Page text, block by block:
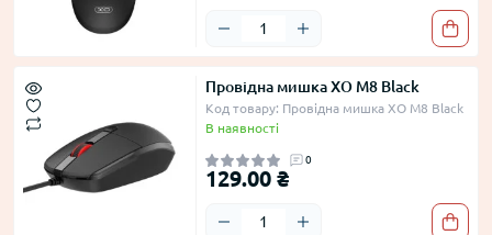
Провідна мишка XO M8 Black
Код товару: Провідна мишка XO M8 Black
В наявності
0
129.00 ₴